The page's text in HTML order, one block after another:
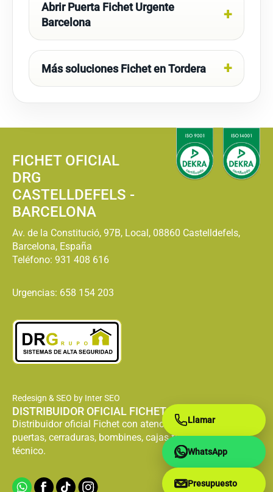
Abrir Puerta Fichet Urgente
Barcelona
Más soluciones Fichet en Tordera
FICHET OFICIAL
DRG
CASTELLDEFELS -
BARCELONA
Av. de la Constitució, 97B, Local, 08860 Castelldefels,
Barcelona, España
Teléfono: 931 408 616
Urgencias: 658 154 203
Redesign & SEO by Inter SEO
DISTRIBUIDOR OFICIAL FICHET
Distribuidor oficial Fichet con atención especializada en
puertas, cerraduras, bombines, cajas fuertes y servicio
técnico.
Llamar
WhatsApp
Presupuesto